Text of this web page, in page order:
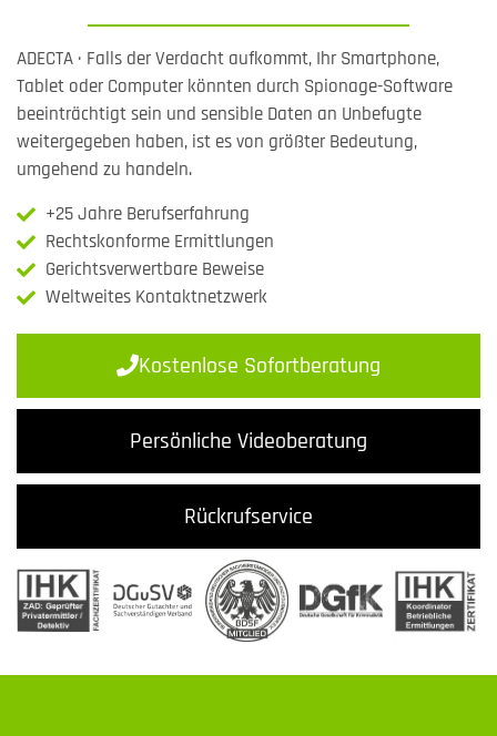
ADECTA · Falls der Verdacht aufkommt, Ihr Smartphone,
Tablet oder Computer könnten durch Spionage-Software
beeinträchtigt sein und sensible Daten an Unbefugte
weitergegeben haben, ist es von größter Bedeutung,
umgehend zu handeln.
+25 Jahre Berufserfahrung
Rechtskonforme Ermittlungen
Gerichtsverwertbare Beweise
Weltweites Kontaktnetzwerk
Kostenlose Sofortberatung
Persönliche Videoberatung
Rückrufservice